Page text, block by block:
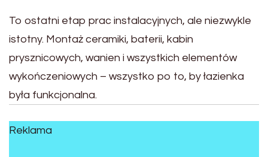
To ostatni etap prac instalacyjnych, ale niezwykle
istotny. Montaż ceramiki, baterii, kabin
prysznicowych, wanien i wszystkich elementów
wykończeniowych – wszystko po to, by łazienka
była funkcjonalna.
Reklama